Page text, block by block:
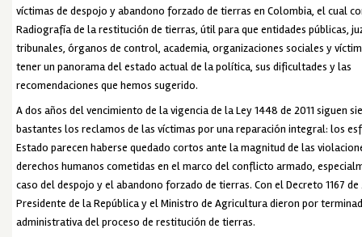
víctimas de despojo y abandono forzado de tierras en Colombia, el cual
Radiografía de la restitución de tierras, útil para que entidades públicas,
tribunales, órganos de control, academia, organizaciones sociales y
tener un panorama del estado actual de la política, sus dificultades y las
recomendaciones que hemos sugerido.
A dos años del vencimiento de la vigencia de la Ley 1448 de 2011 siguen
bastantes los reclamos de las víctimas por una reparación integral: los
Estado parecen haberse quedado cortos ante la magnitud de las
derechos humanos cometidas en el marco del conflicto armado,
caso del despojo y el abandono forzado de tierras. Con el Decreto 1167 de
Presidente de la República y el Ministro de Agricultura dieron por
administrativa del proceso de restitución de tierras.